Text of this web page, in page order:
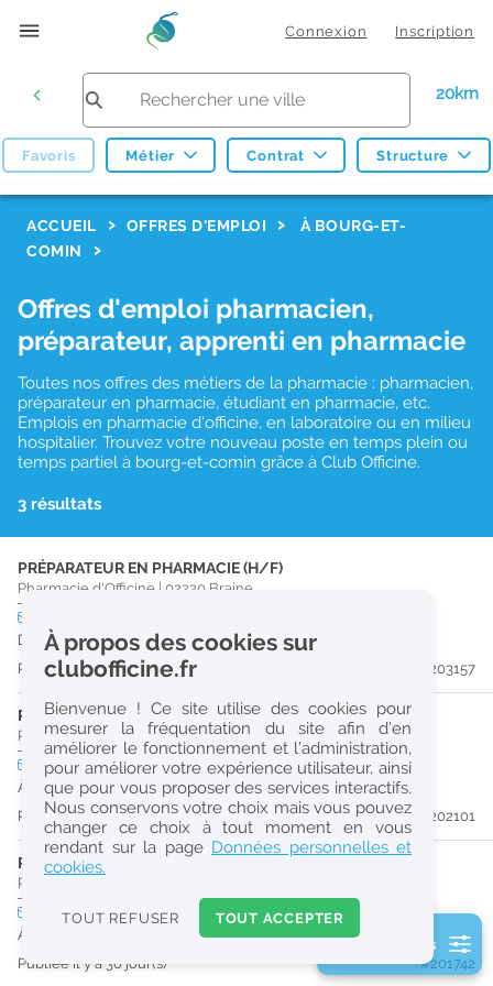
Connexion Inscription
20km
Favoris Métier Contrat Structure
Réinitialiser
2
0
k
Consulter les offres de la France d'outre-mer
ACCUEIL OFFRES D'EMPLOI
À BOURG-ET-
COMIN
Offres d'emploi pharmacien,
préparateur, apprenti en pharmacie
Toutes nos offres des métiers de la pharmacie : pharmacien,
préparateur en pharmacie, étudiant en pharmacie, etc.
Emplois en pharmacie d'officine, en laboratoire ou en milieu
hospitalier. Trouvez votre nouveau poste en temps plein ou
temps partiel à bourg-et-comin grâce à Club Officine.
3 résultats
PRÉPARATEUR EN PHARMACIE (H/F)
Pharmacie d'Officine | 02220 Braine
Du 30/11/26 au 29/04/27
Publiée il y a 16 jour(s)
#203157
PRÉPARATEUR EN PHARMACIE (H/F)
Pharmacie d'Officine|51170Fismes
CDI temps plein
À partir du 06/09/26
Publiée il y a 30 jour(s)
#202101
PHARMACIEN (H/F)
Pharmacie d'Officine
CDItemps plein Logement
À partir du 14/09/26
Publiée il y a 36 jour(s)
#201742
2 filtre(s) actifs
À propos des cookies sur
clubofficine.fr
Bienvenue ! Ce site utilise des cookies pour
mesurer la fréquentation du site afin d’en
améliorer le fonctionnement et l’administration,
pour améliorer votre expérience utilisateur, ainsi
que pour vous proposer des services interactifs.
Nous conservons votre choix mais vous pouvez
changer ce choix à tout moment en vous
rendant sur la page Données personnelles et
cookies.
TOUT REFUSER TOUT ACCEPTER